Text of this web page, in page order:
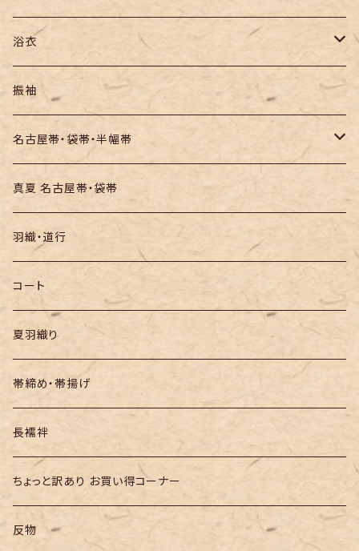
紬
訪問着・付下
お召し
浴衣
セオα・ポリ
木綿・綿麻
絞りの浴衣
振袖
名古屋帯・袋帯・半幅帯
名古屋帯
袋帯
半幅帯
真夏 名古屋帯・袋帯
羽織・道行
コート
夏羽織り
帯締め・帯揚げ
長襦袢
ちょっと訳あり お買い得コーナー
反物